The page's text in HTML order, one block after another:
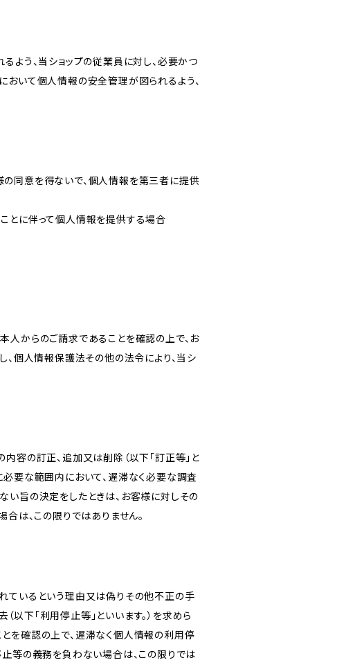
よう、当ショップの従業員に対し、必要かつ
おいて個人情報の安全管理が図られるよう、
同意を得ないで、個人情報を第三者に提供
とに伴って個人情報を提供する場合
人からのご請求であることを確認の上で、お
、個人情報保護法その他の法令により、当シ
容の訂正、追加又は削除（以下「訂正等」と
必要な範囲内において、遅滞なく必要な調査
い旨の決定をしたときは、お客様に対しその
は、この限りではありません。
ているという理由又は偽りその他不正の手
下「利用停止等」といいます。）を求めら
を確認の上で、遅滞なく個人情報の利用停
止等の義務を負わない場合は、この限りでは